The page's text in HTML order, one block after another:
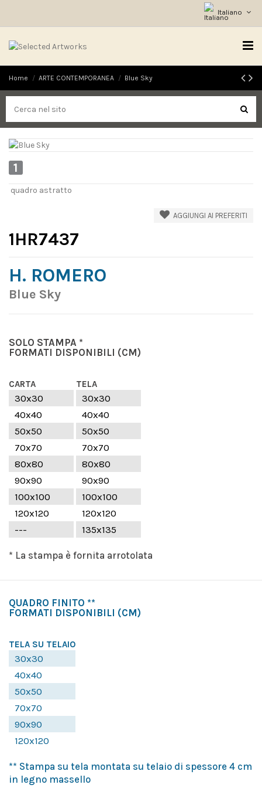
Italiano
Home ARTE CONTEMPORANEA Blue Sky
1
quadro astratto
AGGIUNGI AI PREFERITI
1HR7437
H. ROMERO
Blue Sky
SOLO STAMPA *
FORMATI DISPONIBILI (CM)
CARTA TELA
30x30
30x30
40x40
40x40
50x50
50x50
70x70
70x70
80x80
80x80
90x90
90x90
100x100
100x100
120x120
120x120
---
135x135
* La stampa è fornita arrotolata
QUADRO FINITO **
FORMATI DISPONIBILI (CM)
TELA SU TELAIO
30x30
40x40
50x50
70x70
90x90
120x120
** Stampa su tela montata su telaio di spessore 4 cm
in legno massello